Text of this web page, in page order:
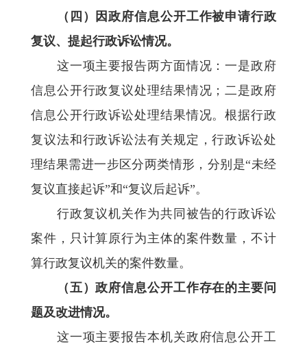
（四）因政府信息公开工作被申请行政
复议、提起行政诉讼情况。
这一项主要报告两方面情况：一是政府
信息公开行政复议处理结果情况；二是政府
信息公开行政诉讼处理结果情况。根据行政
复议法和行政诉讼法有关规定，行政诉讼处
理结果需进一步区分两类情形，分别是“未经
复议直接起诉”和“复议后起诉”。
行政复议机关作为共同被告的行政诉讼
案件，只计算原行为主体的案件数量，不计
算行政复议机关的案件数量。
（五）政府信息公开工作存在的主要问
题及改进情况。
这一项主要报告本机关政府信息公开工